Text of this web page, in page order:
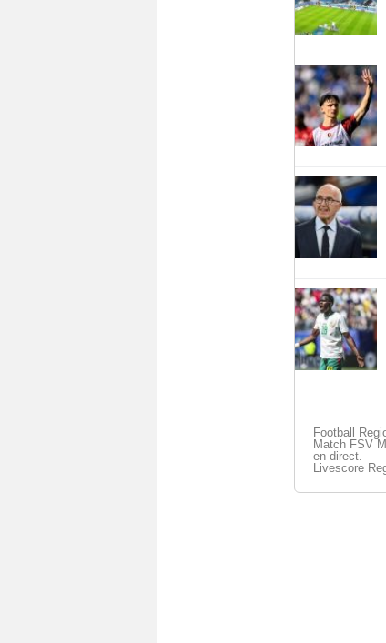
Football
Match FSV
en direct.
Livescore